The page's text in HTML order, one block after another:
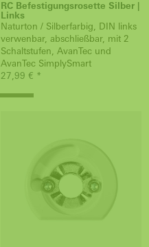
RC Befestigungsrosette Silber |
Links
Naturton / Silberfarbig, DIN links
verwenbar, abschließbar, mit 2
Schaltstufen, AvanTec und
AvanTec SimplySmart
27,99 € *